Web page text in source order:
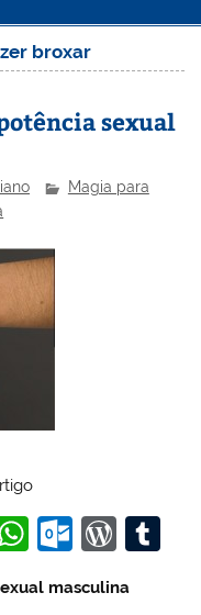
broxar
sexual
Magia para
W
at
O
lo
W
d
masculina